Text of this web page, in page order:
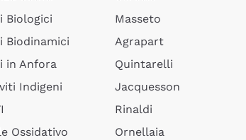
Biologici
Biodinamici
in Anfora
Indigeni
Ossidativo
Masseto
Agrapart
Quintarelli
Jacquesson
Rinaldi
Ornellaia